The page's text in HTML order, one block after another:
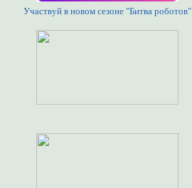
Участвуй в новом сезоне "Битва роботов"